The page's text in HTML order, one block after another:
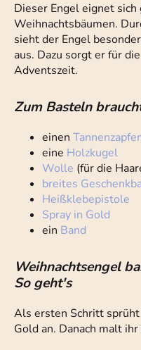
Dieser Engel eignet
Weihnachtsbäumen.
sieht der Engel
aus. Dazu sorgt er für
Adventszeit.
Zum Basteln
einen
eine Holzkugel
Wolle (für die
breites
Heißklebepistole
Spray in Gold
ein Band
Weihnachtsengel
So geht's
Als ersten Schritt sprüht
Gold an. Danach malt